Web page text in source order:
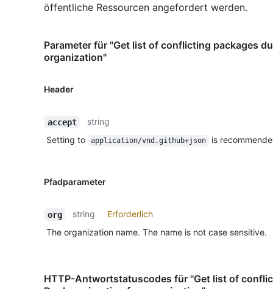
öffentliche Ressourcen angefordert werden.
Parameter für "Get list of conflicting packages
organization"
Header
accept
string
Setting to
application/vnd.github+json is
Pfadparameter
org string
Erforderlich
The organization name. The name is not case sensitive.
HTTP-Antwortstatuscodes für "Get list of